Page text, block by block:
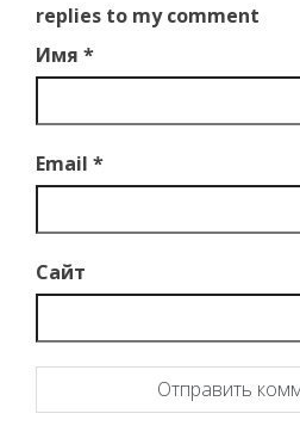
replies to my comment
Имя *
Email *
Сайт